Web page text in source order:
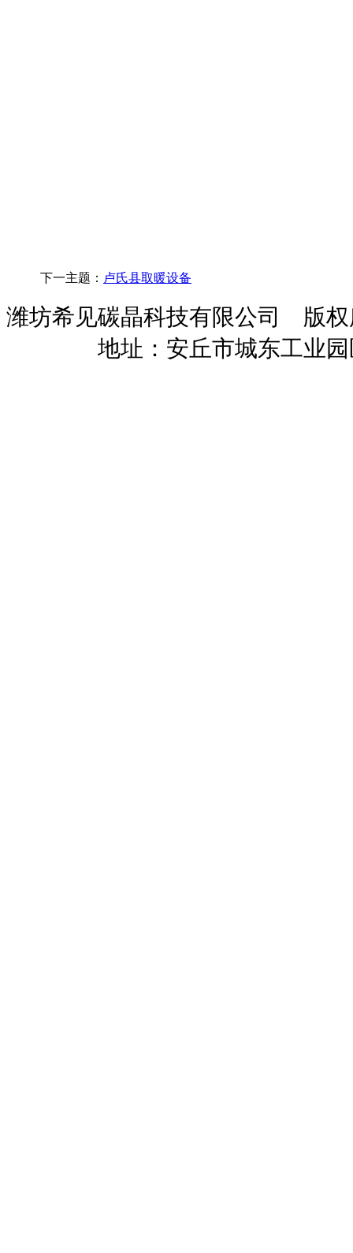
下一主题： 卢氏县取暖设备
潍坊希见碳晶科技有限公司
地址：安丘市城东工业